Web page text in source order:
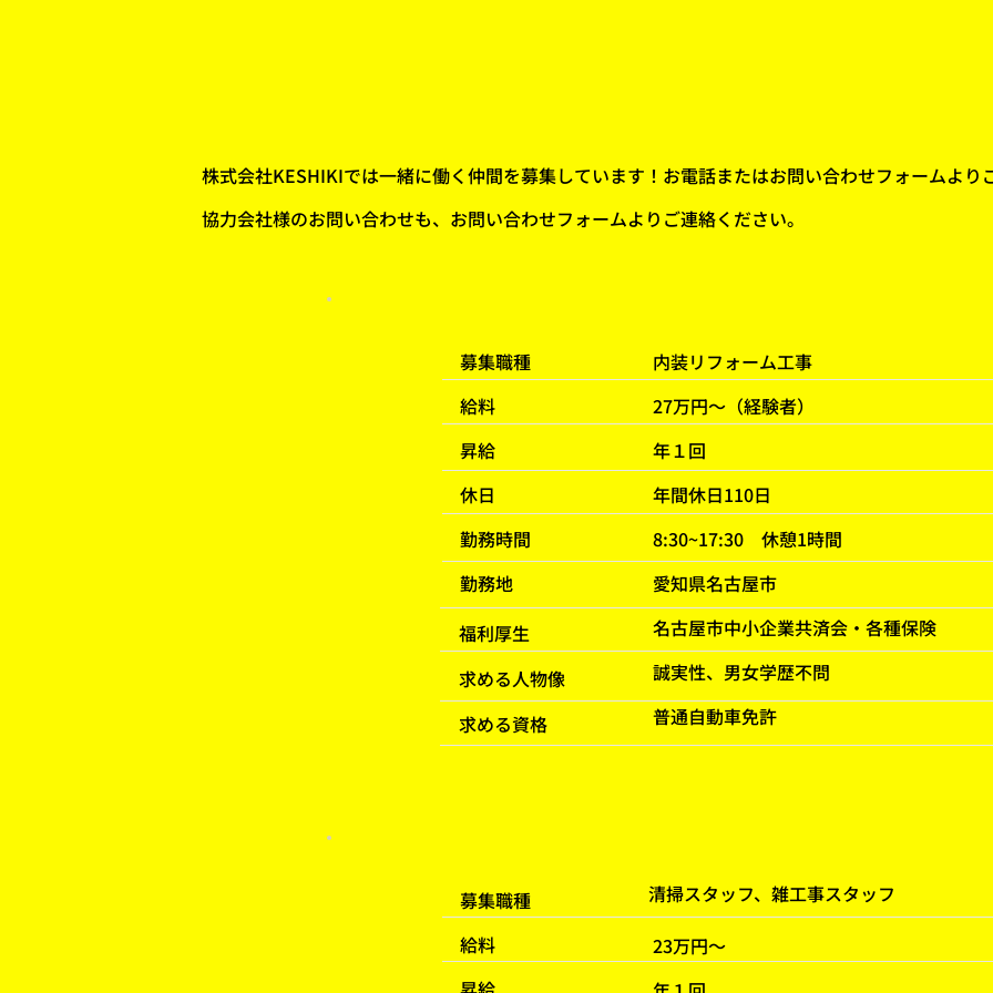
株式会社KESHIKIでは一緒に働く仲間を募集しています！お電話またはお問い合わせフォームより
協力会社様のお問い合わせも、お問い合わせフォームよりご連絡ください。
​募集職種
​給料
​昇給
休日
​勤務時間
勤務地
内装リフォーム工事
27万円〜（経験者）
​年１回
​年間休日110日
8:30~17:30 休憩1時間
​愛知県名古屋市
名古屋市中小企業共済会・各種保険
誠実性、男女学歴不問
普通自動車免許
福利厚生
求める資格
求める人物像
​募集職種
​給料
23万円〜
清掃スタッフ、雑工事スタッフ